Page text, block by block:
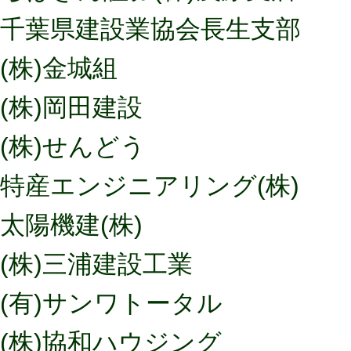
千葉県建設業協会長生支部
(株)金城組
(株)岡田建設
(株)せんどう
特産エンジニアリング(株)
太陽機建(株)
(株)三浦建設工業
(有)サンワトータル
(株)協和ハウジング